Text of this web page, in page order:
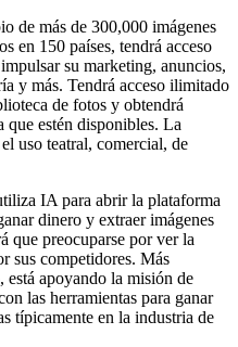
de más de 300,000 imágenes
en 150 países, tendrá acceso
su marketing, anuncios,
y más. Tendrá acceso ilimitado
de fotos y obtendrá
que estén disponibles. La
uso teatral, comercial, de
IA para abrir la plataforma
dinero y extraer imágenes
que preocuparse por ver la
sus competidores. Más
está apoyando la misión de
las herramientas para ganar
típicamente en la industria de